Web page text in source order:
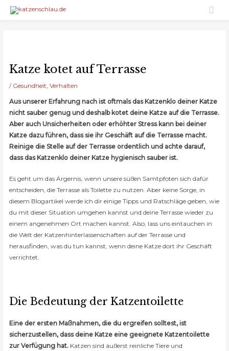
Zum
Inhalt
Katze kotet auf Terrasse
/ Gesundheit,Verhalten
Aus unserer Erfahrung nach ist oftmals das Katzenklo deiner Katze
nicht sauber genug und deshalb kotet deine Katze auf die Terrasse.
Aber auch Unsicherheiten oder erhöhter Stress kann bei deiner
Katze dazu führen, dass sie ihr Geschäft auf die Terrasse macht.
Reinige die Stelle auf der Terrasse ordentlich und achte darauf,
dass das Katzenklo deiner Katze hygienisch sauber ist.
Es geht um das Ärgernis, wenn unsere süßen Samtpfoten sich dafür
entscheiden, die Terrasse als Toilette zu nutzen. Aber keine Sorge, in
diesem Blogartikel werde ich dir einige Tipps und Ratschläge geben, wie
du mit dieser Situation umgehen kannst und deine Terrasse wieder zu
einem angenehmen Ort machen kannst. Also, lass uns eintauchen in
die Welt der Katzenhinterlassenschaften auf der Terrasse und
herausfinden, was du tun kannst, wenn deine Katze dort ihr Geschäft
verrichtet.
Die Bedeutung der Katzentoilette
Eine der ersten Maßnahmen, die du ergreifen solltest, ist
sicherzustellen, dass deine Katze eine geeignete Katzentoilette
zur Verfügung hat. Katzen sind äußerst reinliche Tiere und